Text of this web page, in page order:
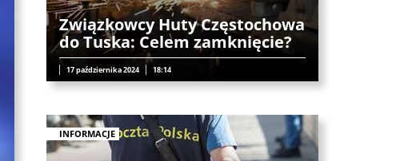
Związkowcy Huty Częstochowa
do Tuska: Celem zamknięcie?
17 października 2024 18:14
INFORMACJE